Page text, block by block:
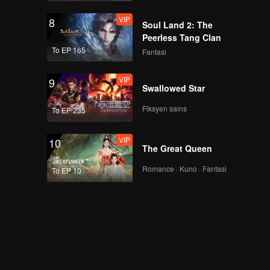
8
To EP 165
VIP
Soul Land 2: The
Peerless Tang Clan
Fantasi
9
To EP 235
VIP
Swallowed Star
Fiksyen sains
10
To EP 10
VIP
The Great Queen
Romance · Kuno · Fantasi